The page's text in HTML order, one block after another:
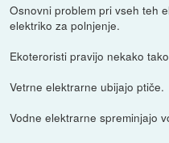
Osnovni problem pri vseh teh
elektriko za polnjenje.
Ekoteroristi pravijo nekako
Vetrne elektrarne ubijajo ptiče.
Vodne elektrarne spreminjajo